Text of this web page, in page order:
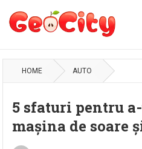
HOME AUTO
5 sfaturi pentru
mașina de soare